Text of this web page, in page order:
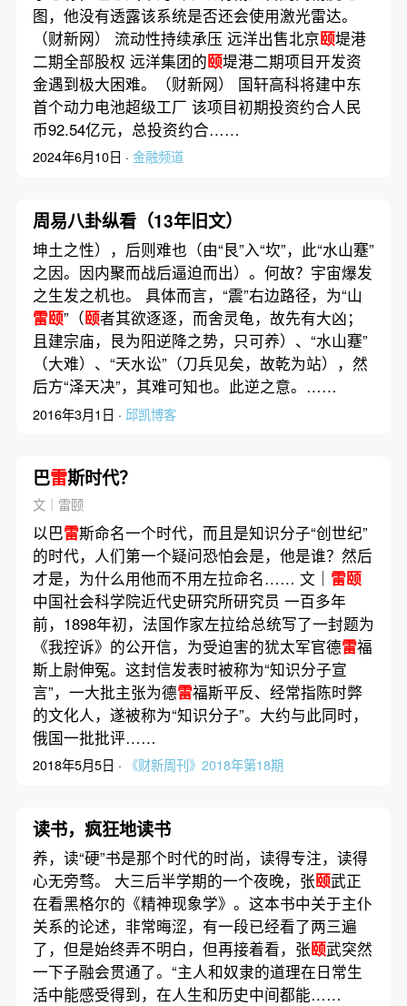
图，他没有透露该系统是否还会使用激光雷达。
（财新网） 流动性持续承压 远洋出售北京颐堤港
二期全部股权 远洋集团的颐堤港二期项目开发资
金遇到极大困难。（财新网） 国轩高科将建中东
首个动力电池超级工厂 该项目初期投资约合人民
币92.54亿元，总投资约合……
2024年6月10日 · 金融频道
周易八卦纵看（13年旧文）
坤土之性），后则难也（由“艮”入“坎”，此“水山蹇”
之因。因内聚而战后逼迫而出）。何故？宇宙爆发
之生发之机也。 具体而言，“震”右边路径，为“山
雷颐”（颐者其欲逐逐，而舍灵龟，故先有大凶；
且建宗庙，艮为阳逆降之势，只可养）、“水山蹇”
（大难）、“天水讼”（刀兵见矣，故乾为站），然
后方“泽天决”，其难可知也。此逆之意。……
2016年3月1日 · 邱凯博客
巴雷斯时代？
文｜雷颐
以巴雷斯命名一个时代，而且是知识分子“创世纪”
的时代，人们第一个疑问恐怕会是，他是谁？然后
才是，为什么用他而不用左拉命名…… 文｜ 雷颐
中国社会科学院近代史研究所研究员 一百多年
前，1898年初，法国作家左拉给总统写了一封题为
《我控诉》的公开信，为受迫害的犹太军官德雷福
斯上尉伸冤。这封信发表时被称为“知识分子宣
言”，一大批主张为德雷福斯平反、经常指陈时弊
的文化人，遂被称为“知识分子”。大约与此同时，
俄国一批批评……
2018年5月5日 · 《财新周刊》2018年第18期
读书，疯狂地读书
养，读“硬”书是那个时代的时尚，读得专注，读得
心无旁骛。 大三后半学期的一个夜晚，张颐武正
在看黑格尔的《精神现象学》。这本书中关于主仆
关系的论述，非常晦涩，有一段已经看了两三遍
了，但是始终弄不明白，但再接着看，张颐武突然
一下子融会贯通了。“主人和奴隶的道理在日常生
活中能感受得到，在人生和历史中间都能……